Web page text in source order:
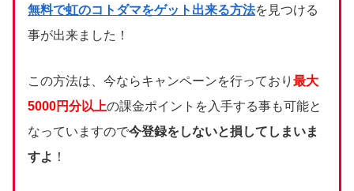
無料で虹のコトダマをゲット出来る方法を見つける
事が出来ました！
この方法は、今ならキャンペーンを行っており 最大
5000円分以上の課金ポイントを入手する事も可能と
なっていますので今登録をしないと損してしまいま
すよ ！